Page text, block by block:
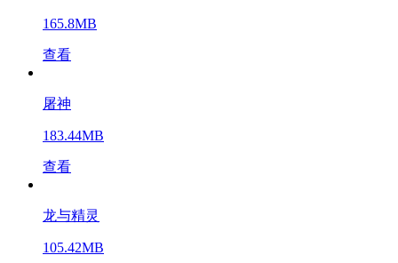
165.8MB
查看
屠神
183.44MB
查看
龙与精灵
105.42MB